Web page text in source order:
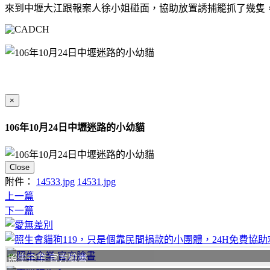
來到中壢大江跟報案人徐小姐碰面，協助放置誘捕籠抓了幾隻
×
106年10月24日中壢迷路的小幼貓
Close
附件： 14533.jpg 14531.jpg
上一篇
下一篇
照生企業 官方臉書